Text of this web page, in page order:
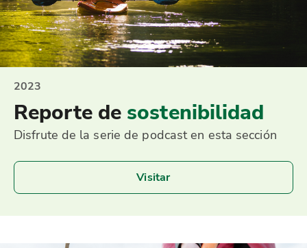
2023
Reporte de sostenibilidad
Disfrute de la serie de podcast en esta sección
Visitar